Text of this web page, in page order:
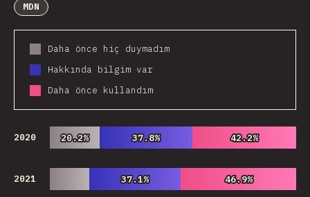
MDN
Daha önce hiç duymadım
Hakkında bilgim var
Daha önce kullandım
2020 20.2%
20.2% 37.8%
37.8% 42.2%
42.2%
2021 37.1%
37.1% 46.9%
46.9%